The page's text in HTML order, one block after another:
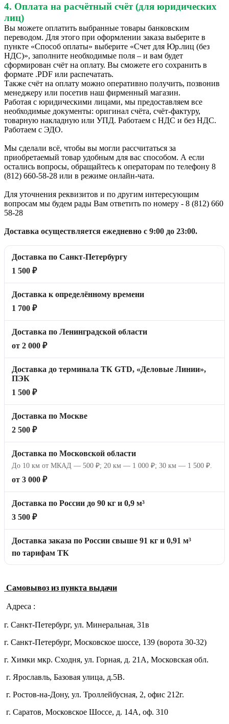
4. Оплата на расчётный счёт (для юридических
лиц)
Вы можете оплатить выбранные товары банковским
переводом. Для этого при оформлении заказа выберите в
пункте «Способ оплаты» выберите «Счет для Юр.лиц (без
НДС)», заполните необходимые поля – и вам будет
сформирован счёт на оплату. Вы сможете его сохранить в
формате .PDF или распечатать.
Также счёт на оплату можно оперативно получить, позвонив
менеджеру или посетив наш фирменный магазин.
Работая с юридическими лицами, мы предоставляем все
необходимые документы: оригинал счёта, счёт-фактуру,
товарную накладную или УПД. Работаем с НДС и без НДС.
Работаем с ЭДО.
Мы сделали всё, чтобы вы могли рассчитаться за
приобретаемый товар удобным для вас способом. А если
остались вопросы, обращайтесь к операторам по телефону 8
(812) 660-58-28 или в режиме онлайн-чата.
Для уточнения реквизитов и по другим интересующим
вопросам мы будем рады Вам ответить по номеру - 8 (812) 660
58-28
Доставка осуществляется ежедневно с 9:00 до 23:00.
Доставка по Санкт-Петербургу
1 500 ₽
Доставка к определённому времени
1 700 ₽
Доставка по Ленинградской области
от 2 000 ₽
Доставка до терминала ТК GTD, «Деловые Линии»,
ПЭК
1 500 ₽
Доставка по Москве
2 500 ₽
Доставка по Московской области
До 10 км от МКАД — 500 ₽; 20 км — 1 000 ₽; 30 км — 1 500 ₽.
от 3 000 ₽
Доставка по России до 90 кг и 0,9 м³
3 500 ₽
Доставка заказа по России свыше 91 кг и 0,91 м³
по тарифам ТК
Самовывоз из пункта выдачи
Адреса :
г. Санкт-Петербург, ул. Минеральная, 31в
г. Санкт-Петербург, Московское шоссе, 139 (ворота 30-32)
г. Химки мкр. Сходня, ул. Горная, д. 21А, Московская обл.
г. Ярославль, Базовая улица, д.5В.
г. Ростов-на-Дону, ул. Троллейбусная, 2, офис 212г.
г. Саратов, Московское Шоссе, д. 14А, оф. 310